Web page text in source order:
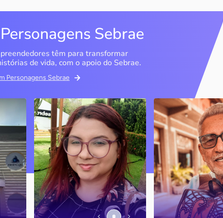
Sebrae
têm para transformar
de vida, com o apoio do Sebrae.
Personagens Sebrae
o
Memória Ancestral
São Luís / MA
Ao lado da irmã e com o
apoio do Sebrae, a Memória
Ancestral utiliza inteligência
artificial com o objetivo de
melhorar a qualidade de vida
de pessoas com a doença
Espedito
Nova Olinda / CE
Peças criadas
cearense já foram
apresentadas em
novelas, desfiles
até em exposições
internacionais